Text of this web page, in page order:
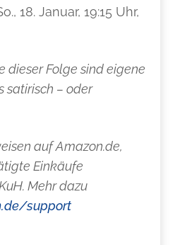
18. Januar, 19:15 Uhr,
dieser Folge sind eigene
satirisch – oder
auf Amazon.de,
Einkäufe
Mehr dazu
support